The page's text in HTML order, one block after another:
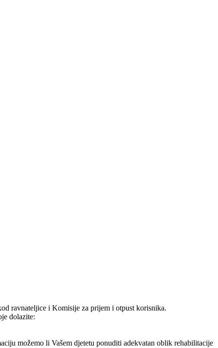
ravnateljice i Komisije za prijem i otpust korisnika.
dolazite:
možemo li Vašem djetetu ponuditi adekvatan oblik rehabilitacije